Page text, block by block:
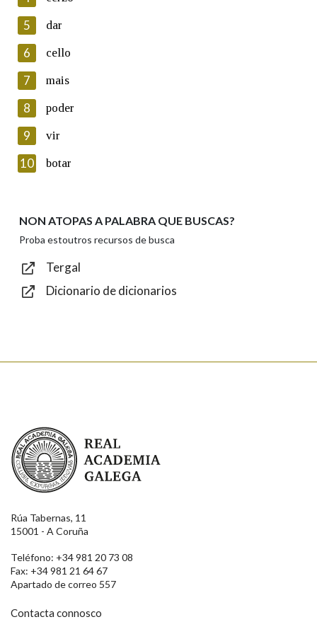
Lin e acepto as condicións da política de
Introduce o código que aparece na imaxe:
Texto de verificación
Enviar
5 dar
6 cello
7 mais
8 poder
9 vir
10 botar
NON ATOPAS A PALABRA QUE BUSCAS?
Proba estoutros recursos de busca
Tergal
Dicionario de dicionarios
Real Academia Galega
Rúa Tabernas, 11
15001 - A Coruña
Teléfono: +34 981 20 73 08
Fax: +34 981 21 64 67
Apartado de correo 557
Contacta connosco